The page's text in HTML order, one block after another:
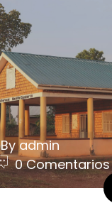
By admin
0 Comentarios